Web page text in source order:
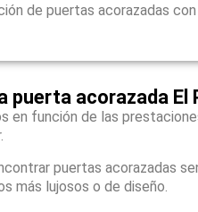
de puertas acorazadas
puerta acorazada El
en función de las
puertas acorazadas
más lujosos o de diseño.